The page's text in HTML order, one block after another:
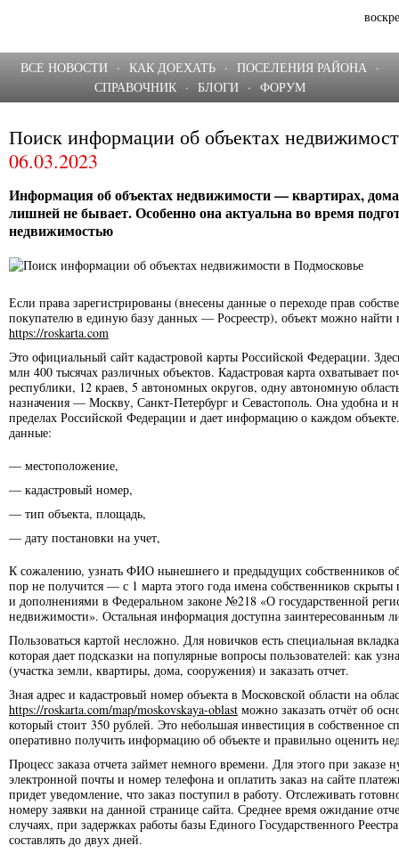
ВСЕ НОВОСТИ · КАК ДОЕХАТЬ · ПОСЕЛЕНИЯ РАЙОНА
·
СПРАВОЧНИК
· БЛОГИ · ФОРУМ
Поиск информации об объектах
06.03.2023
Информация об объектах недвижимости — квартирах,
лишней не бывает. Особенно она актуальна во время
недвижимостью
Если права зарегистрированы (внесены данные о переходе прав
покупателю в единую базу данных — Росреестр), объект можно найти
https://roskarta.com
Это официальный сайт кадастровой карты Российской Федерации.
млн 400 тысячах различных объектов. Кадастровая карта охватывает
республики, 12 краев, 5 автономных округов, одну автономную
назначения — Москву, Санкт-Петербург и Севастополь. Она удобна и
пределах Российской Федерации и дает информацию о каждом
данные:
— местоположение,
— кадастровый номер,
— тип объекта, площадь,
— дату постановки на учет,
К сожалению, узнать ФИО нынешнего и предыдущих собственников
пор не получится — с 1 марта этого года имена собственников скрыты
и дополнениями в Федеральном законе №218 «О государственной
недвижимости». Остальная информация доступна заинтересованным
Пользоваться картой несложно. Для новичков есть специальная
которая дает подсказки на популярные вопросы пользователей: как
(участка земли, квартиры, дома, сооружения) и заказать отчет.
Зная адрес и кадастровый номер объекта в Московской области на
https://roskarta.com/map/moskovskaya-oblast можно заказать отчёт об
который стоит 350 рублей. Это небольшая инвестиция в собственное
оперативно получить информацию об объекте и правильно оценить
Процесс заказа отчета займет немного времени. Для этого при заказе
электронной почты и номер телефона и оплатить заказ на сайте
придет уведомление, что заказ поступил в работу. Отслеживать
номеру заявки на данной странице сайта. Среднее время ожидание
случаях, при задержках работы базы Единого Государственного
составлять до двух дней.